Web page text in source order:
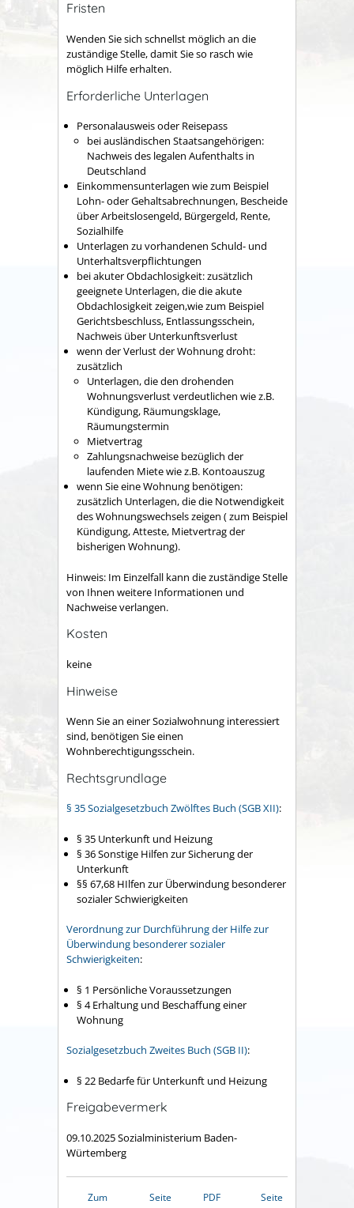
Fristen
Wenden Sie sich schnellst möglich an die
zuständige Stelle, damit Sie so rasch wie
möglich Hilfe erhalten.
Erforderliche Unterlagen
Personalausweis oder Reisepass
bei ausländischen Staatsangehörigen:
Nachweis des legalen Aufenthalts in
Deutschland
Einkommensunterlagen wie zum Beispiel
Lohn- oder Gehaltsabrechnungen, Bescheide
über Arbeitslosengeld, Bürgergeld, Rente,
Sozialhilfe
Unterlagen zu vorhandenen Schuld- und
Unterhaltsverpflichtungen
bei akuter Obdachlosigkeit: zusätzlich
geeignete Unterlagen, die die akute
Obdachlosigkeit zeigen,wie zum Beispiel
Gerichtsbeschluss, Entlassungsschein,
Nachweis über Unterkunftsverlust
wenn der Verlust der Wohnung droht:
zusätzlich
Unterlagen, die den drohenden
Wohnungsverlust verdeutlichen wie z.B.
Kündigung, Räumungsklage,
Räumungstermin
Mietvertrag
Zahlungsnachweise bezüglich der
laufenden Miete wie z.B. Kontoauszug
wenn Sie eine Wohnung benötigen:
zusätzlich Unterlagen, die die Notwendigkeit
des Wohnungswechsels zeigen ( zum Beispiel
Kündigung, Atteste, Mietvertrag der
bisherigen Wohnung).
Hinweis: Im Einzelfall kann die zuständige Stelle
von Ihnen weitere Informationen und
Nachweise verlangen.
Kosten
keine
Hinweise
Wenn Sie an einer Sozialwohnung interessiert
sind, benötigen Sie einen
Wohnberechtigungsschein.
Rechtsgrundlage
§ 35 Sozialgesetzbuch Zwölftes Buch (SGB XII):
§ 35 Unterkunft und Heizung
§ 36 Sonstige Hilfen zur Sicherung der
Unterkunft
§§ 67,68 HIlfen zur Überwindung besonderer
sozialer Schwierigkeiten
Verordnung zur Durchführung der Hilfe zur
Überwindung besonderer sozialer
Schwierigkeiten:
§ 1 Persönliche Voraussetzungen
§ 4 Erhaltung und Beschaffung einer
Wohnung
Sozialgesetzbuch Zweites Buch (SGB II):
§ 22 Bedarfe für Unterkunft und Heizung
Freigabevermerk
09.10.2025 Sozialministerium Baden-
Würtemberg
Zum
Seite
PDF
Seite